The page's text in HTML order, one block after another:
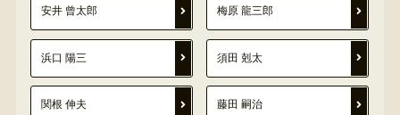
安井 曾太郎 梅原 龍三郎
浜口 陽三 須田 剋太
関根 伸夫 藤田 嗣治